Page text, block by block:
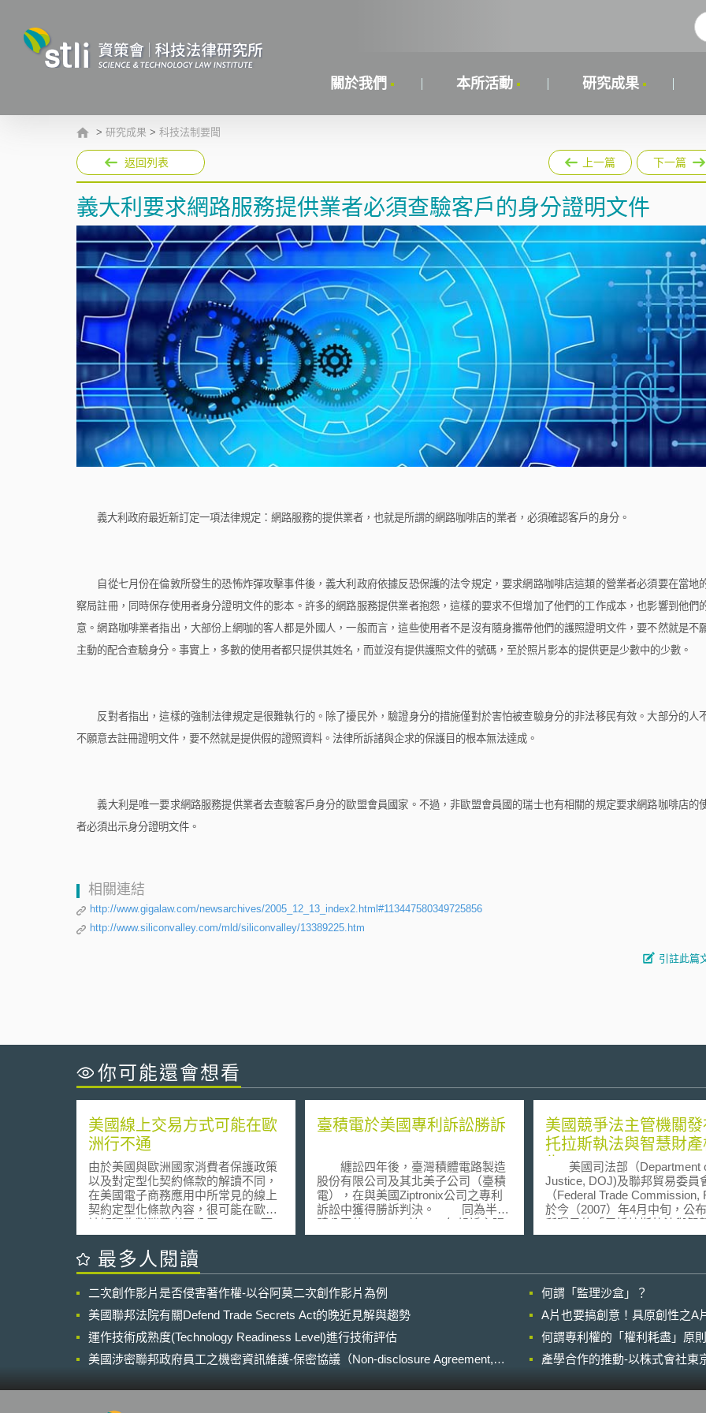
關於我們 本所活動 研究成果
> 研究成果 > 科技法制要聞
返回列表 上一篇 下一篇
義大利要求網路服務提供業者必須查驗客戶的身分證明文件
義大利政府最近新訂定一項法律規定：網路服務的提供業者，也就是所謂的網路咖啡店的業者，必須確認客戶的身分。
自從七月份在倫敦所發生的恐怖炸彈攻擊事件後，義大利政府依據反恐保護的法令規定，要求網路咖啡店這類的營業者必須要在當地
察局註冊，同時保存使用者身分證明文件的影本。許多的網路服務提供業者抱怨，這樣的要求不但增加了他們的工作成本，也影響到他們
意。網路咖啡業者指出，大部份上網咖的客人都是外國人，一般而言，這些使用者不是沒有隨身攜帶他們的護照證明文件，要不然就是不
主動的配合查驗身分。事實上，多數的使用者都只提供其姓名，而並沒有提供護照文件的號碼，至於照片影本的提供更是少數中的少數。
反對者指出，這樣的強制法律規定是很難執行的。除了擾民外，驗證身分的措施僅對於害怕被查驗身分的非法移民有效。大部分的人
不願意去註冊證明文件，要不然就是提供假的證照資料。法律所訴諸與企求的保護目的根本無法達成。
義大利是唯一要求網路服務提供業者去查驗客戶身分的歐盟會員國家。不過，非歐盟會員國的瑞士也有相關的規定要求網路咖啡店的
者必須出示身分證明文件。
相關連結
http://www.gigalaw.com/newsarchives/2005_12_13_index2.html#113447580349725856
http://www.siliconvalley.com/mld/siliconvalley/13389225.htm
引註此篇
你可能還會想看
美國線上交易方式可能在歐
洲行不通
由於美國與歐洲國家消費者保護政策
以及對定型化契約條款的解讀不同，
在美國電子商務應用中所常見的線上
契約定型化條款內容，很可能在歐洲
被解釋為對消費者不公平 (unfair) 而
無效。 一位在法國巴黎執業的律
師表示，在 AOL Bertelsmann Online
France v. Que Choisir 案件中，許多
如：網際網路服務提供者擁有單方變
更契約內容之權；消費者之繼續使用
服務等同於默示同意新的付費條款內
容；網際網路服務提供者對於網路中
斷造成的損害不負任何責任；限制消
費者只能依循 AOL 的服務使用約款進
提供者保有中止服務等權利之條款
等，在法國法院都被解釋為不合法而
臺積電於美國專利訴訟勝訴
纏訟四年後，臺灣積體電路製造
股份有限公司及其北美子公司（臺積
電），在與美國Ziptronix公司之專利
訴訟中獲得勝訴判決。 同為半導
體公司的Ziptronix於2010年起訴主張
臺積電所製造，主要用於智慧型手機
第271條（a）項，除該法另有規定
外，於專利權存續期間，未經許可於
美國境內製造、使用、要約銷售，或
銷售已獲准專利之發明產品，或將該
專利產品由外國輸入至美國境內，方
屬侵害專利權。因此本案中，臺積電
製造、銷售為由，向法院聲請駁回原
美國競爭法主管機關發
托拉斯執法與智慧財產
美國司法部（Department
Justice, DOJ)及聯邦貿易委員
（Federal Trade Commission,
於今（2007）年4月中旬，公
所矚目的「反托拉斯執法與智
權報告」（Antitrust
「知識經濟時代之競爭與智慧
法制政策」（Competition and
Intellectual Property Law and
the Knowledge-Based
聽會重點，以及來自於不同利
與產業代表之看法。 DOJ與FTC
托拉斯指導原則」（Antitrust
最多人閱讀
二次創作影片是否侵害著作權-以谷阿莫二次創作影片為例
何謂「監理沙盒」？
美國聯邦法院有關Defend Trade Secrets Act的晚近見解與趨勢
A片也要搞創意！具原創性之A
運作技術成熟度(Technology Readiness Level)進行技術評估
何謂專利權的「權利耗盡」原
美國涉密聯邦政府員工之機密資訊維護-保密協議（Non-disclosure Agreement,
產學合作的推動-以株式會社東